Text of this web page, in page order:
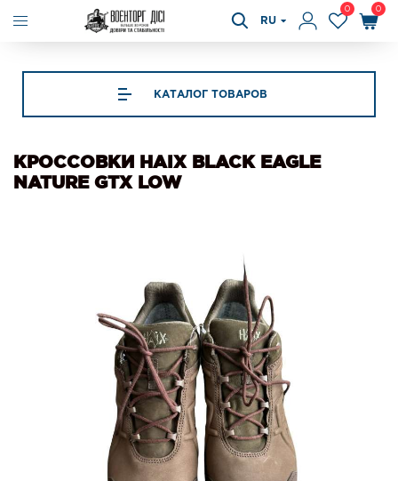
RU
0 0
КАТАЛОГ ТОВАРОВ
КРОССОВКИ HAIX BLACK EAGLE
NATURE GTX LOW